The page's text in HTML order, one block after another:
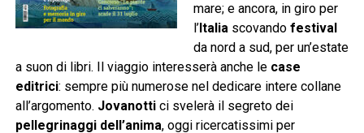
mare; e ancora, in giro per
l’Italiascovando festival
da nord a sud, per un’estate
a suon di libri. Il viaggio interesserà anche le case
editrici: sempre più numerose nel dedicare intere collane
all’argomento. Jovanottici svelerà il segreto dei
pellegrinaggi dell’anima, oggi ricercatissimi per